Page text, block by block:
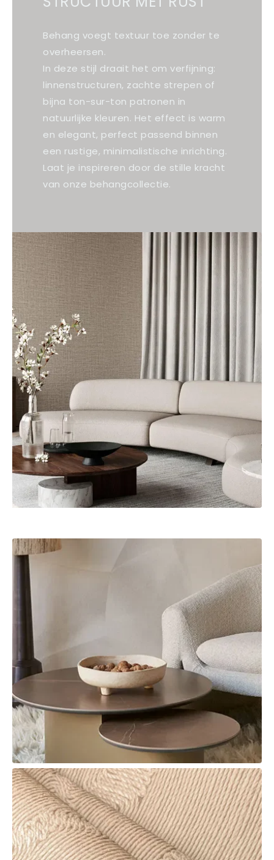
Behang voegt textuur toe zonder te
overheersen.
In deze stijl draait het om verfijning:
linnenstructuren, zachte strepen of
bijna ton-sur-ton patronen in
natuurlijke kleuren. Het effect is warm
en elegant, perfect passend binnen
een rustige, minimalistische inrichting.
Laat je inspireren door de stille kracht
van onze behangcollectie.